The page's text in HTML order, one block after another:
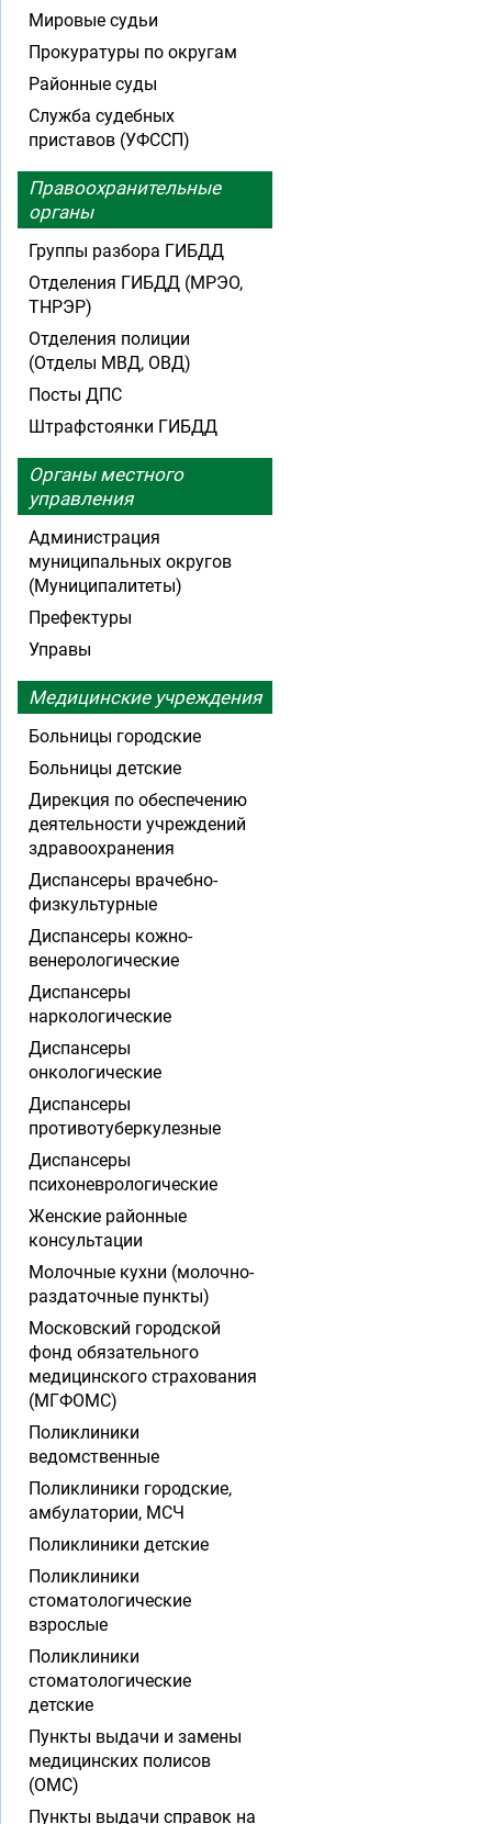
Мировые судьи
Прокуратуры по округам
Районные суды
Служба судебных
приставов (УФССП)
Правоохранительные
органы
Группы разбора ГИБДД
Отделения ГИБДД (МРЭО,
ТНРЭР)
Отделения полиции
(Отделы МВД, ОВД)
Посты ДПС
Штрафстоянки ГИБДД
Органы местного
управления
Администрация
муниципальных округов
(Муниципалитеты)
Префектуры
Управы
Медицинские учреждения
Больницы городские
Больницы детские
Дирекция по обеспечению
деятельности учреждений
здравоохранения
Диспансеры врачебно-
физкультурные
Диспансеры кожно-
венерологические
Диспансеры
наркологические
Диспансеры
онкологические
Диспансеры
противотуберкулезные
Диспансеры
психоневрологические
Женские районные
консультации
Молочные кухни (молочно-
раздаточные пункты)
Московский городской
фонд обязательного
медицинского страхования
(МГФОМС)
Поликлиники
ведомственные
Поликлиники городские,
амбулатории, МСЧ
Поликлиники детские
Поликлиники
стоматологические
взрослые
Поликлиники
стоматологические
детские
Пункты выдачи и замены
медицинских полисов
(ОМС)
Пункты выдачи справок на